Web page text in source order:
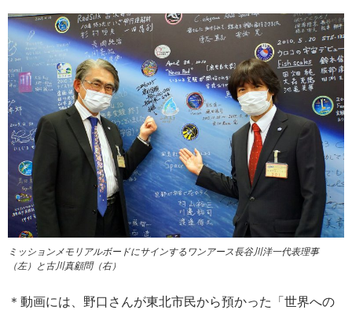
ミッションメモリアルボードにサインするワンアース長谷川洋一代表理事
（左）と古川真顧問（右）
＊動画には、野口さんが東北市民から預かった「世界への